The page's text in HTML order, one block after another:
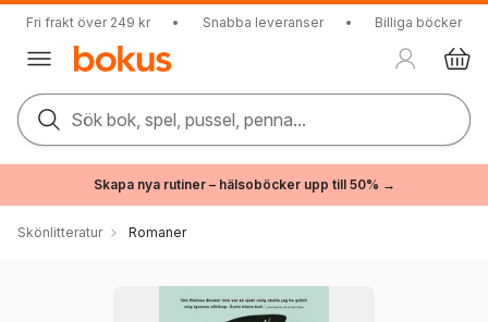
Fri frakt över 249 kr • Snabba leveranser • Billiga böcker
Sök bok, spel, pussel, penna...
Skapa nya rutiner – hälsoböcker upp till 50% →
Skönlitteratur Romaner